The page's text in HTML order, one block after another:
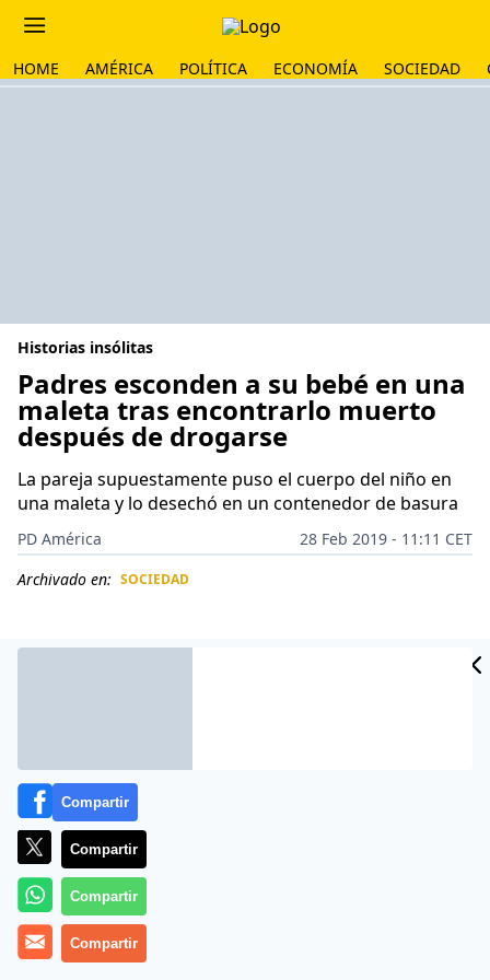
HOME AMÉRICA POLÍTICA ECONOMÍA SOCIEDAD
Historias insólitas
Padres esconden a su bebé en una
maleta tras encontrarlo muerto
después de drogarse
La pareja supuestamente puso el cuerpo del niño en
una maleta y lo desechó en un contenedor de basura
PD América
28 Feb 2019 - 11:11 CET
Archivado en: SOCIEDAD
ElDistrito Fiscal del Condado de Los Ángeles
que los padres del bebé de seis meses que fue
Compartir
Compartir
Compartir
Compartir